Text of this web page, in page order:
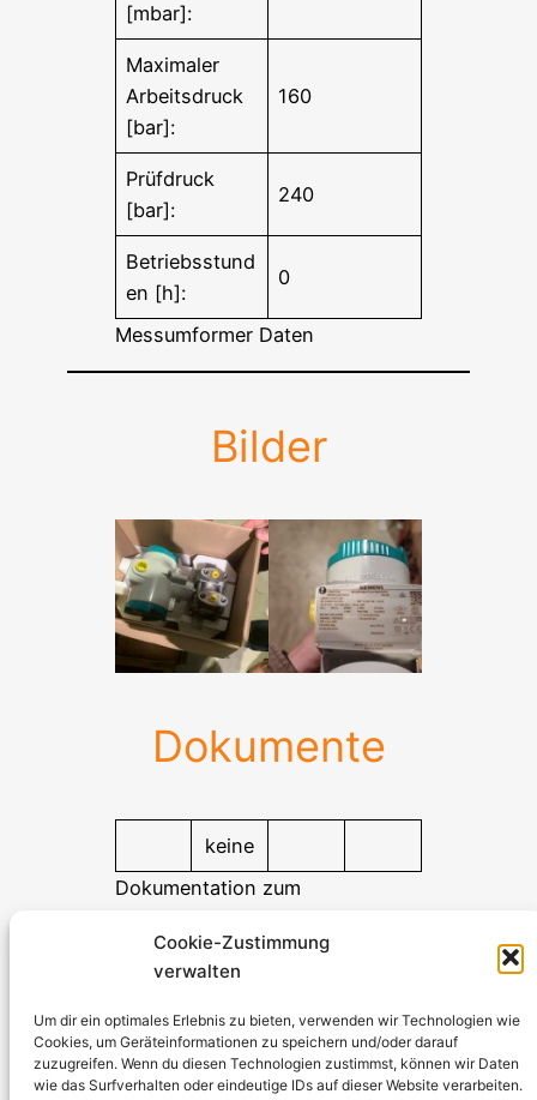
Cookie-Zustimmung
verwalten
Um dir ein optimales Erlebnis zu bieten, verwenden wir Technologien wie
Cookies, um Geräteinformationen zu speichern und/oder darauf
zuzugreifen. Wenn du diesen Technologien zustimmst, können wir Daten
wie das Surfverhalten oder eindeutige IDs auf dieser Website verarbeiten.
[mbar]:
Maximaler
Arbeitsdruck
[bar]:
160
Prüfdruck
[bar]:
240
Betriebsstund
en [h]:
0
Messumformer Daten
Bilder
Dokumente
keine
Dokumentation zum
Kürtener Straße 13, D-51465 Bergisch Gladbach
Geschäftsführer: Andre Kandlin
Vertriebsbeauftragter: Michael Jochmann